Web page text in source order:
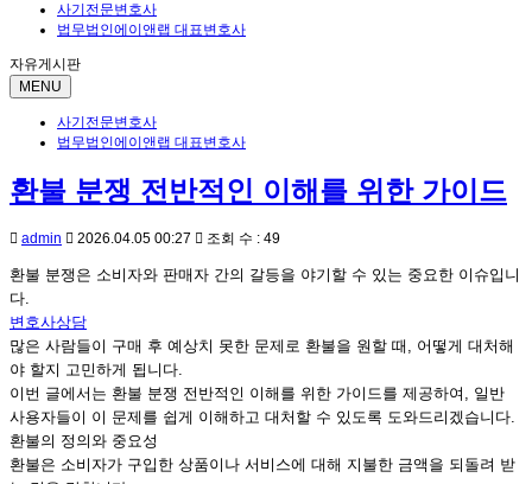
사기전문변호사
법무법인에이앤랩 대표변호사
자유게시판
MENU
사기전문변호사
법무법인에이앤랩 대표변호사
환불 분쟁 전반적인 이해를 위한 가이드
admin 2026.04.05 00:27 조회 수 : 49
환불 분쟁은 소비자와 판매자 간의 갈등을 야기할 수 있는 중요한 이슈입니
다.
변호사상담
많은 사람들이 구매 후 예상치 못한 문제로 환불을 원할 때, 어떻게 대처해
야 할지 고민하게 됩니다.
이번 글에서는 환불 분쟁 전반적인 이해를 위한 가이드를 제공하여, 일반
사용자들이 이 문제를 쉽게 이해하고 대처할 수 있도록 도와드리겠습니다.
환불의 정의와 중요성
환불은 소비자가 구입한 상품이나 서비스에 대해 지불한 금액을 되돌려 받